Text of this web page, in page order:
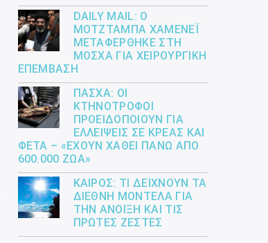
DAILY MAIL: Ο
ΜΟΤΖΤΆΜΠΑ ΧΑΜΕΝΕΪ́
ΜΕΤΑΦΈΡΘΗΚΕ ΣΤΗ
ΜΌΣΧΑ ΓΙΑ ΧΕΙΡΟΥΡΓΙΚΉ
ΕΠΈΜΒΑΣΗ
ΠΆΣΧΑ: ΟΙ
ΚΤΗΝΟΤΡΌΦΟΙ
ΠΡΟΕΙΔΟΠΟΙΟΎΝ ΓΙΑ
ΕΛΛΕΊΨΕΙΣ ΣΕ ΚΡΈΑΣ ΚΑΙ
ΦΈΤΑ – «ΈΧΟΥΝ ΧΑΘΕΊ ΠΆΝΩ ΑΠΌ
600.000 ΖΏΑ»
ΚΑΙΡΌΣ: ΤΙ ΔΕΊΧΝΟΥΝ ΤΑ
ΔΙΕΘΝΉ ΜΟΝΤΈΛΑ ΓΙΑ
ΤΗΝ ΆΝΟΙΞΗ ΚΑΙ ΤΙΣ
ΠΡΏΤΕΣ ΖΈΣΤΕΣ